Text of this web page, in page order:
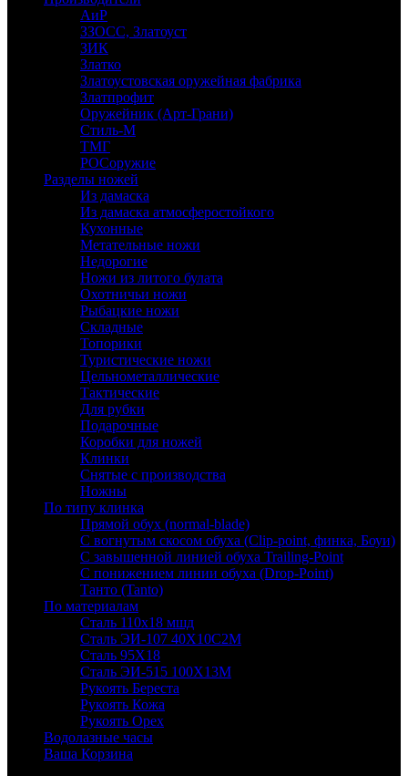
АиР
ЗЗОСС, Златоуст
ЗИК
Златко
Златоустовская оружейная фабрика
Златпрофит
Оружейник (Арт-Грани)
Стиль-М
ТМГ
РОСоружие
Разделы ножей
Из дамаска
Из дамаска атмосферостойкого
Кухонные
Метательные ножи
Недорогие
Ножи из литого булата
Охотничьи ножи
Рыбацкие ножи
Складные
Топорики
Туристические ножи
Цельнометаллические
Тактические
Для рубки
Подарочные
Коробки для ножей
Клинки
Снятые с производства
Ножны
По типу клинка
Прямой обух (normal-blade)
С вогнутым скосом обуха (Clip-point, финка, Боуи)
С завышенной линией обуха Trailing-Point
С понижением линии обуха (Drop-Point)
Танто (Tanto)
По материалам
Сталь 110х18 мшд
Сталь ЭИ-107 40Х10С2М
Сталь 95Х18
Сталь ЭИ-515 100Х13М
Рукоять Береста
Рукоять Кожа
Рукоять Орех
Водолазные часы
Ваша Корзина